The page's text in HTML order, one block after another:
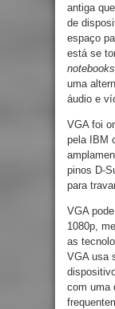
antiga
de
espaço
está se
notebooks
uma
áudio e
VGA foi
pela IBM
pinos D-
para
VGA
1080p,
as
VGA usa
com uma